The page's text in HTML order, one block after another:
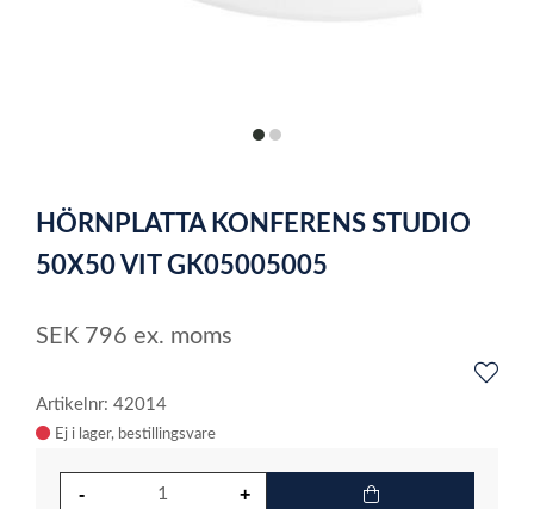
itemitem
of
2
HÖRNPLATTA KONFERENS STUDIO
50X50 VIT GK05005005
SEK 796 ex. moms
Artikelnr: 42014
Ej i lager